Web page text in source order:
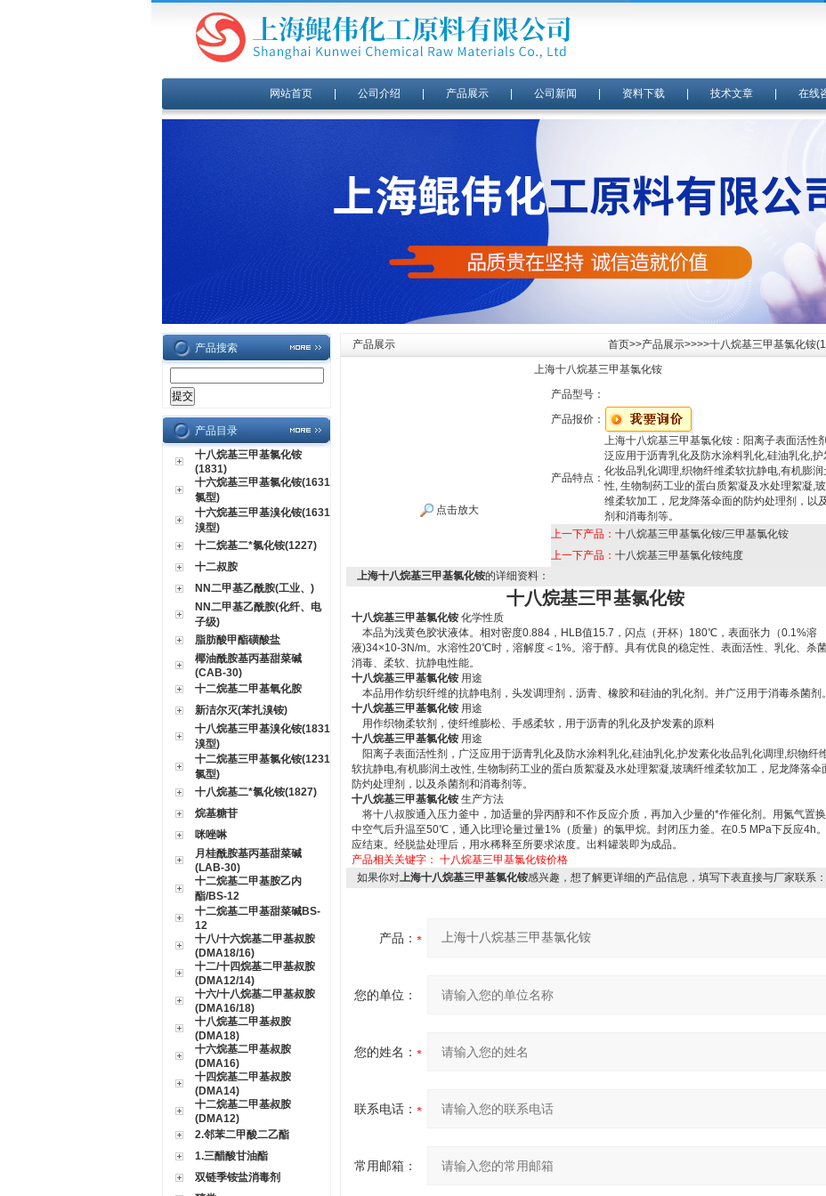
网站首页| 公司介绍 产品展示| 公司新闻 资料下载| 技术文章| 在线
产品搜索
产品目录
十八烷基三甲基氯化铵
(1831)
十六烷基三甲基氯化铵(1631
氯型)
十六烷基三甲基溴化铵(1631
溴型)
十二烷基二*氯化铵(1227)
十二叔胺
NN二甲基乙酰胺(工业、)
NN二甲基乙酰胺(化纤、电
子级)
脂肪酸甲酯磺酸盐
椰油酰胺基丙基甜菜碱
(CAB-30)
十二烷基二甲基氧化胺
新洁尔灭(苯扎溴铵)
十八烷基三甲基溴化铵(1831
溴型)
十二烷基三甲基氯化铵(1231
氯型)
十八烷基二*氯化铵(1827)
烷基糖苷
咪唑啉
月桂酰胺基丙基甜菜碱
(LAB-30)
十二烷基二甲基胺乙内
酯/BS-12
十二烷基二甲基甜菜碱BS-
12
十八/十六烷基二甲基叔胺
(DMA18/16)
十二/十四烷基二甲基叔胺
(DMA12/14)
十六/十八烷基二甲基叔胺
(DMA16/18)
十八烷基二甲基叔胺
(DMA18)
十六烷基二甲基叔胺
(DMA16)
十四烷基二甲基叔胺
(DMA14)
十二烷基二甲基叔胺
(DMA12)
2.邻苯二甲酸二乙酯
1.三醋酸甘油酯
双链季铵盐消毒剂
产品展示 首页>>产品展示>>>>十八烷基三甲基氯化铵
上海十八烷基三甲基氯化铵
点击放大
产品型号：
产品报价：
产品特点：
上海十八烷基三甲基氯化铵：阳离子表面活性
泛应用于沥青乳化及防水涂料乳化,硅油乳化,护
化妆品乳化调理,织物纤维柔软抗静电,有机膨润
性, 生物制药工业的蛋白质絮凝及水处理絮凝,
维柔软加工，尼龙降落伞面的防灼处理剂，以
剂和消毒剂等。
上一下产品： 十八烷基三甲基氯化铵/三甲基氯化铵
上一下产品： 十八烷基三甲基氯化铵纯度
上海十八烷基三甲基氯化铵的详细资料：
十八烷基三甲基氯化铵
十八烷基三甲基氯化铵 化学性质
本品为浅黄色胶状液体。相对密度0.884，HLB值15.7，闪点（开杯）180℃，表面张力（0.1%溶
液)34×10-3N/m。水溶性20℃时，溶解度＜1%。溶于醇。具有优良的稳定性、表面活性、乳化、杀菌
消毒、柔软、抗静电性能。
十八烷基三甲基氯化铵 用途
本品用作纺织纤维的抗静电剂，头发调理剂，沥青、橡胶和硅油的乳化剂。并广泛用于消毒杀菌剂。
十八烷基三甲基氯化铵 用途
用作织物柔软剂，使纤维膨松、手感柔软，用于沥青的乳化及护发素的原料
十八烷基三甲基氯化铵 用途
阳离子表面活性剂，广泛应用于沥青乳化及防水涂料乳化,硅油乳化,护发素化妆品乳化调理,织物纤
软抗静电,有机膨润土改性, 生物制药工业的蛋白质絮凝及水处理絮凝,玻璃纤维柔软加工，尼龙降落伞
防灼处理剂，以及杀菌剂和消毒剂等。
十八烷基三甲基氯化铵 生产方法
将十八叔胺通入压力釜中，加适量的异丙醇和不作反应介质，再加入少量的*作催化剂。用氮气置
中空气后升温至50℃，通入比理论量过量1%（质量）的氯甲烷。封闭压力釜。在0.5 MPa下反应4h
应结束。经脱盐处理后，用水稀释至所要求浓度。出料罐装即为成品。
产品相关关键字： 十八烷基三甲基氯化铵价格
如果你对上海十八烷基三甲基氯化铵感兴趣，想了解更详细的产品信息，填写下表直接与厂家联系：
产品：
您的单位：
您的姓名：
联系电话：
常用邮箱：